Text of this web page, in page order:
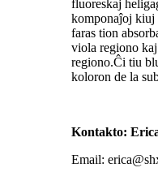
fluoreskaj
komponaĵoj kiuj
faras tion
viola regiono
regiono.Ĉi tiu
koloron de la
Kontakto:
Email: